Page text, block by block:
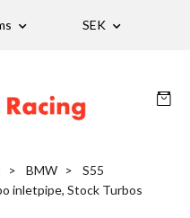
SEK
BMW
S55
inletpipe, Stock Turbos